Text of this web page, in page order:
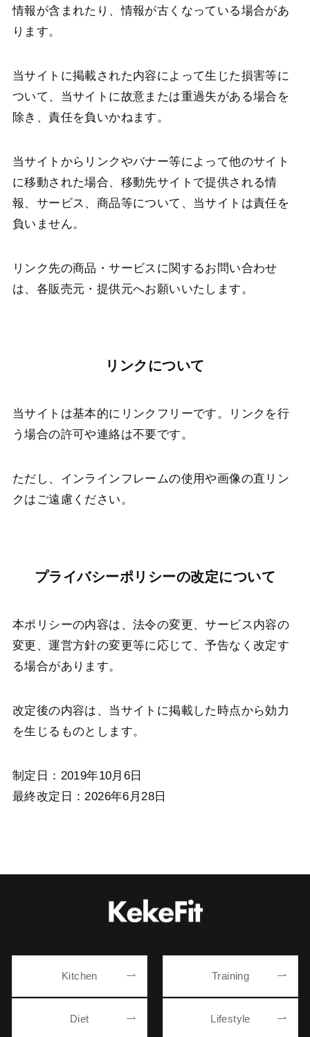
情報が含まれたり、情報が古くなっている場合があ
ります。
当サイトに掲載された内容によって生じた損害等に
ついて、当サイトに故意または重過失がある場合を
除き、責任を負いかねます。
当サイトからリンクやバナー等によって他のサイト
に移動された場合、移動先サイトで提供される情
報、サービス、商品等について、当サイトは責任を
負いません。
リンク先の商品・サービスに関するお問い合わせ
は、各販売元・提供元へお願いいたします。
リンクについて
当サイトは基本的にリンクフリーです。リンクを行
う場合の許可や連絡は不要です。
ただし、インラインフレームの使用や画像の直リン
クはご遠慮ください。
プライバシーポリシーの改定について
本ポリシーの内容は、法令の変更、サービス内容の
変更、運営方針の変更等に応じて、予告なく改定す
る場合があります。
改定後の内容は、当サイトに掲載した時点から効力
を生じるものとします。
制定日：2019年10月6日
最終改定日：2026年6月28日
Kitchen Training
Diet Lifestyle